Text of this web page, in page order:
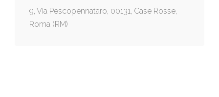
9, Via Pescopennataro, 00131, Case Rosse,
Roma (RM)